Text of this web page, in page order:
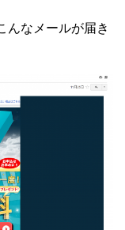
んなメールが届き